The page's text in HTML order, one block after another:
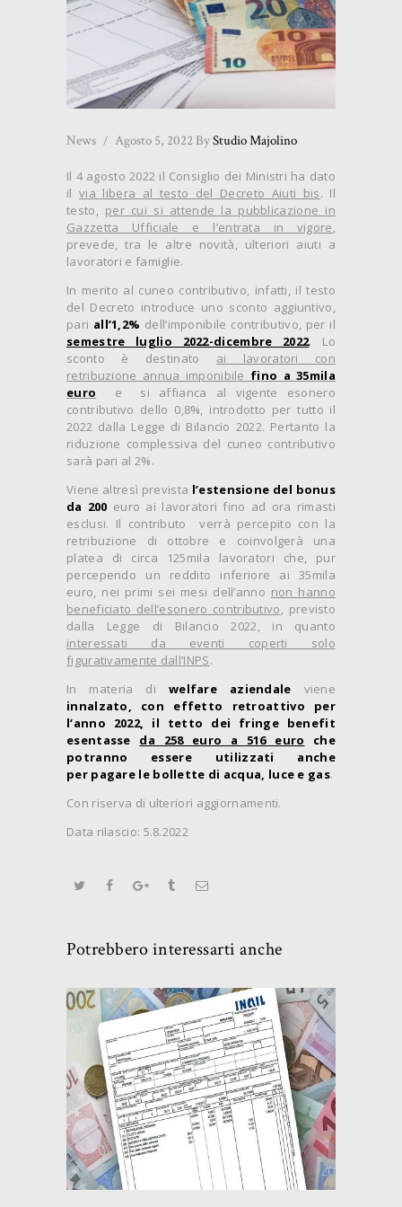
News Agosto 5, 2022 ByStudio Majolino
Il 4 agosto 2022 il Consiglio dei Ministri ha dato
ilvia libera al testo del Decreto Aiuti bis. Il
testo, per cui si attende la pubblicazione in
Gazzetta Ufficiale e l’entrata in vigore,
prevede, tra le altre novità, ulteriori aiuti a
lavoratori e famiglie.
In merito al cuneo contributivo, infatti, il testo
del Decreto introduce uno sconto aggiuntivo,
pari all’1,2% dell’imponibile contributivo, per il
semestre luglio 2022-dicembre 2022. Lo
sconto è destinato ai lavoratori con
retribuzione annua imponibile fino a 35mila
euro e si affianca al vigente esonero
contributivo dello 0,8%, introdotto per tutto il
2022 dalla Legge di Bilancio 2022. Pertanto la
riduzione complessiva del cuneo contributivo
sarà pari al 2%.
Viene altresì prevista l’estensione del bonus
da 200 euro ai lavoratori fino ad ora rimasti
esclusi. Il contributo verrà percepito con la
retribuzione di ottobre e coinvolgerà una
platea di circa 125mila lavoratori che, pur
percependo un reddito inferiore ai 35mila
euro, nei primi sei mesi dell’anno non hanno
beneficiato dell’esonero contributivo, previsto
dalla Legge di Bilancio 2022, in quanto
interessati da eventi coperti solo
figurativamente dall’INPS.
In materia di welfare aziendale viene
innalzato, con effetto retroattivo per
l’anno 2022, il tetto dei fringe benefit
esentasse da 258 euro a 516 euro che
potranno essere utilizzati anche
per pagare le bollette di acqua, luce e gas.
Con riserva di ulteriori aggiornamenti.
Data rilascio: 5.8.2022
Potrebbero interessarti anche